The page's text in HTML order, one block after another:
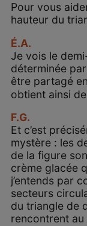
Pour vous
hauteur du
É.A.
Je vois le
déterminée
être partagé
obtient ainsi
F.G.
Et c’est
mystère : les
de la figure
crème glacée
j’entends par
secteurs
du triangle de
rencontrent au